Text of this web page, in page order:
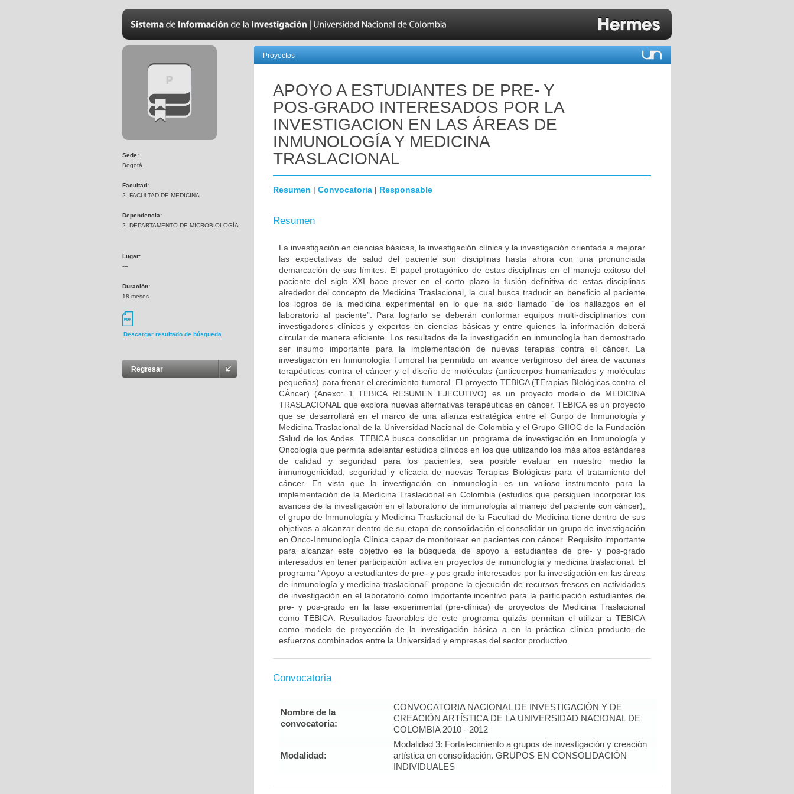
Sede:
Bogotá
Facultad:
2- FACULTAD DE MEDICINA
Dependencia:
2- DEPARTAMENTO DE MICROBIOLOGÍA
Lugar:
---
Duración:
18 meses
Descargar resultado de búsqueda
Regresar
Proyectos
APOYO A ESTUDIANTES DE PRE- Y
POS-GRADO INTERESADOS POR LA
INVESTIGACION EN LAS ÁREAS DE
INMUNOLOGÍA Y MEDICINA
TRASLACIONAL
Resumen | Convocatoria | Responsable
Resumen
La investigación en ciencias básicas, la investigación clínica y la investigación orientada a mejorar
las expectativas de salud del paciente son disciplinas hasta ahora con una pronunciada
demarcación de sus límites. El papel protagónico de estas disciplinas en el manejo exitoso del
paciente del siglo XXI hace prever en el corto plazo la fusión definitiva de estas disciplinas
alrededor del concepto de Medicina Traslacional, la cual busca traducir en beneficio al paciente
los logros de la medicina experimental en lo que ha sido llamado “de los hallazgos en el
laboratorio al paciente”. Para lograrlo se deberán conformar equipos multi-disciplinarios con
investigadores clínicos y expertos en ciencias básicas y entre quienes la información deberá
circular de manera eficiente. Los resultados de la investigación en inmunología han demostrado
ser insumo importante para la implementación de nuevas terapias contra el cáncer. La
investigación en Inmunología Tumoral ha permitido un avance vertiginoso del área de vacunas
terapéuticas contra el cáncer y el diseño de moléculas (anticuerpos humanizados y moléculas
pequeñas) para frenar el crecimiento tumoral. El proyecto TEBICA (TErapias BIológicas contra el
CÁncer) (Anexo: 1_TEBICA_RESUMEN EJECUTIVO) es un proyecto modelo de MEDICINA
TRASLACIONAL que explora nuevas alternativas terapéuticas en cáncer. TEBICA es un proyecto
que se desarrollará en el marco de una alianza estratégica entre el Gurpo de Inmunología y
Medicina Traslacional de la Universidad Nacional de Colombia y el Grupo GIIOC de la Fundación
Salud de los Andes. TEBICA busca consolidar un programa de investigación en Inmunología y
Oncología que permita adelantar estudios clínicos en los que utilizando los más altos estándares
de calidad y seguridad para los pacientes, sea posible evaluar en nuestro medio la
inmunogenicidad, seguridad y eficacia de nuevas Terapias Biológicas para el tratamiento del
cáncer. En vista que la investigación en inmunología es un valioso instrumento para la
implementación de la Medicina Traslacional en Colombia (estudios que persiguen incorporar los
avances de la investigación en el laboratorio de inmunología al manejo del paciente con cáncer),
el grupo de Inmunología y Medicina Traslacional de la Facultad de Medicina tiene dentro de sus
objetivos a alcanzar dentro de su etapa de consolidación el consolidar un grupo de investigación
en Onco-Inmunología Clínica capaz de monitorear en pacientes con cáncer. Requisito importante
para alcanzar este objetivo es la búsqueda de apoyo a estudiantes de pre- y pos-grado
interesados en tener participación activa en proyectos de inmunología y medicina traslacional. El
programa “Apoyo a estudiantes de pre- y pos-grado interesados por la investigación en las áreas
de inmunología y medicina traslacional” propone la ejecución de recursos frescos en actividades
de investigación en el laboratorio como importante incentivo para la participación estudiantes de
pre- y pos-grado en la fase experimental (pre-clínica) de proyectos de Medicina Traslacional
como TEBICA. Resultados favorables de este programa quizás permitan el utilizar a TEBICA
como modelo de proyección de la investigación básica a en la práctica clínica producto de
esfuerzos combinados entre la Universidad y empresas del sector productivo.
Convocatoria
Nombre de la
convocatoria:
CONVOCATORIA NACIONAL DE INVESTIGACIÓN Y DE
CREACIÓN ARTÍSTICA DE LA UNIVERSIDAD NACIONAL DE
COLOMBIA 2010 - 2012
Modalidad:
Modalidad 3: Fortalecimiento a grupos de investigación y creación
artística en consolidación. GRUPOS EN CONSOLIDACIÓN
INDIVIDUALES